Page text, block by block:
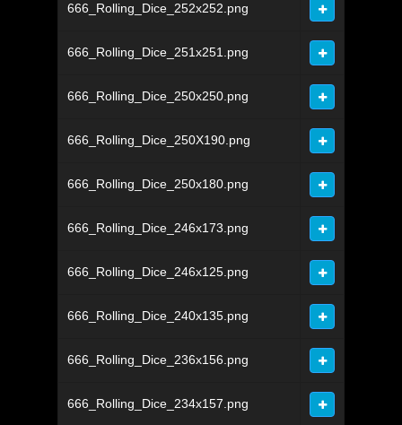
666_Rolling_Dice_252x252.png
666_Rolling_Dice_251x251.png
666_Rolling_Dice_250x250.png
666_Rolling_Dice_250X190.png
666_Rolling_Dice_250x180.png
666_Rolling_Dice_246x173.png
666_Rolling_Dice_246x125.png
666_Rolling_Dice_240x135.png
666_Rolling_Dice_236x156.png
666_Rolling_Dice_234x157.png